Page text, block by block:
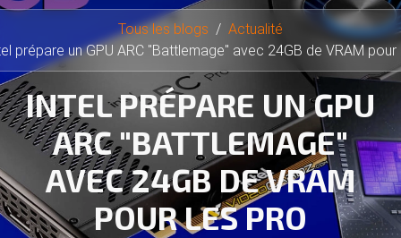
Tous les blogs
Actualité
prépare un GPU ARC "Battlemage" avec 24GB de VRAM pour les
INTEL PRÉPARE UN GPU
ARC "BATTLEMAGE"
AVEC 24GB DE VRAM
POUR LES PRO